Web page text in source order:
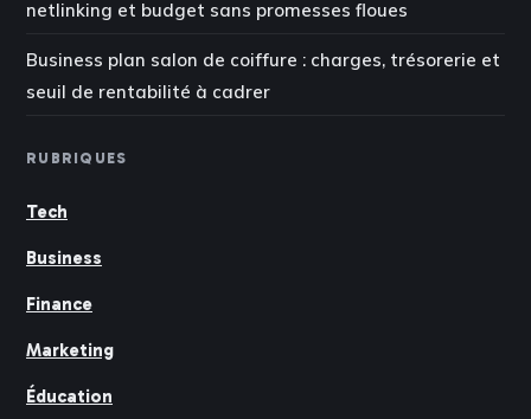
netlinking et budget sans promesses floues
Business plan salon de coiffure : charges, trésorerie et
seuil de rentabilité à cadrer
RUBRIQUES
Tech
Business
Finance
Marketing
Éducation